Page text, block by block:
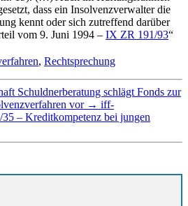
dass ein Insolvenzverwalter die
kennt oder sich zutreffend darüber
vom 9. Juni 1994 – IX ZR 191/93“
, Rechtsprechung
Schuldnerberatung schlägt Fonds zur
vor → iff-
– Kreditkompetenz bei jungen